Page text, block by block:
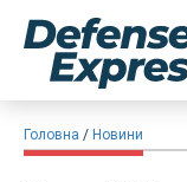
Головна Новини